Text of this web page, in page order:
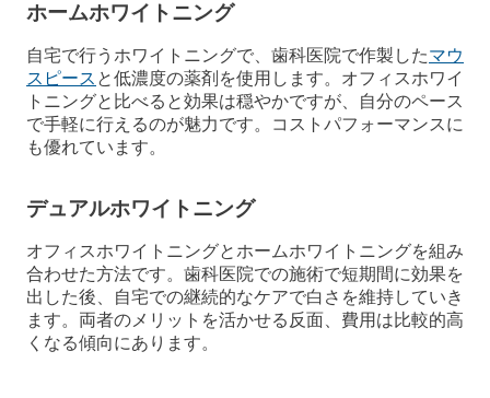
ホームホワイトニング
自宅で行うホワイトニングで、歯科医院で作製したマウ
スピース と低濃度の薬剤を使用します。オフィスホワイ
トニングと比べると効果は穏やかですが、自分のペース
で手軽に行えるのが魅力です。コストパフォーマンスに
も優れています。
デュアルホワイトニング
オフィスホワイトニングとホームホワイトニングを組み
合わせた方法です。歯科医院での施術で短期間に効果を
出した後、自宅での継続的なケアで白さを維持していき
ます。両者のメリットを活かせる反面、費用は比較的高
くなる傾向にあります。